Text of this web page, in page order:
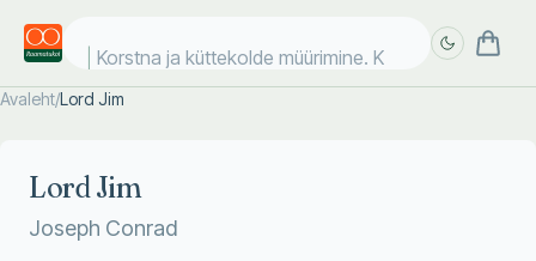
Korstna ja küttekolde müürimine. Kr
Avaleht/Lord Jim
Lord Jim
Joseph Conrad